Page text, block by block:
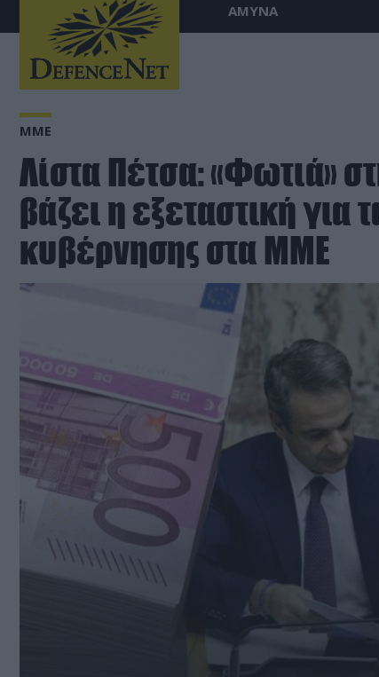
ΑΜΥΝΑ
ΜΜΕ
Λίστα Πέτσα: «Φωτιά»
βάζει η εξεταστική για
κυβέρνησης στα ΜΜΕ